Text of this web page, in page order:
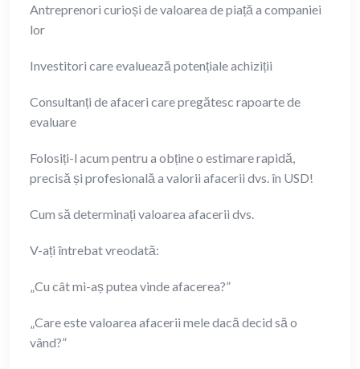
Antreprenori curioși de valoarea de piață a companiei
lor
Investitori care evaluează potențiale achiziții
Consultanți de afaceri care pregătesc rapoarte de
evaluare
Folosiți-l acum pentru a obține o estimare rapidă,
precisă și profesională a valorii afacerii dvs. în USD!
Cum să determinați valoarea afacerii dvs.
V-ați întrebat vreodată:
„Cu cât mi-aș putea vinde afacerea?”
„Care este valoarea afacerii mele dacă decid să o
vând?”